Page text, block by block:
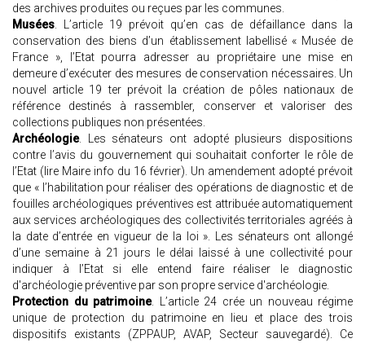
des archives produites ou reçues par les communes.
Musées. L’article 19 prévoit qu’en cas de défaillance dans la
conservation des biens d’un établissement labellisé « Musée de
France », l’Etat pourra adresser au propriétaire une mise en
demeure d’exécuter des mesures de conservation nécessaires. Un
nouvel article 19 ter prévoit la création de pôles nationaux de
référence destinés à rassembler, conserver et valoriser des
collections publiques non présentées.
Archéologie. Les sénateurs ont adopté plusieurs dispositions
contre l’avis du gouvernement qui souhaitait conforter le rôle de
l’Etat (lire Maire info du 16 février). Un amendement adopté prévoit
que « l’habilitation pour réaliser des opérations de diagnostic et de
fouilles archéologiques préventives est attribuée automatiquement
aux services archéologiques des collectivités territoriales agréés à
la date d’entrée en vigueur de la loi ». Les sénateurs ont allongé
d’une semaine à 21 jours le délai laissé à une collectivité pour
indiquer à l’Etat si elle entend faire réaliser le diagnostic
d'archéologie préventive par son propre service d'archéologie.
Protection du patrimoine. L’article 24 crée un nouveau régime
unique de protection du patrimoine en lieu et place des trois
dispositifs existants (ZPPAUP, AVAP, Secteur sauvegardé). Ce